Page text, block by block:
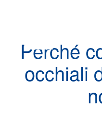
Perché
occhiali